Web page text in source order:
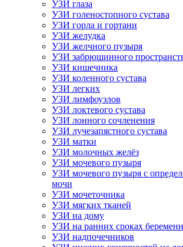
УЗИ глаза
УЗИ голеностопного сустава
УЗИ горла и гортани
УЗИ желудка
УЗИ желчного пузыря
УЗИ забрюшинного
УЗИ кишечника
УЗИ коленного сустава
УЗИ легких
УЗИ лимфоузлов
УЗИ локтевого сустава
УЗИ лонного сочленения
УЗИ лучезапястного сустава
УЗИ матки
УЗИ молочных желёз
УЗИ мочевого пузыря
УЗИ мочевого пузыря с
мочи
УЗИ мочеточника
УЗИ мягких тканей
УЗИ на дому
УЗИ на ранних сроках
УЗИ надпочечников